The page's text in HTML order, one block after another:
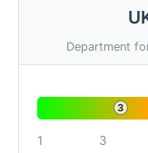
Department
3
1 3